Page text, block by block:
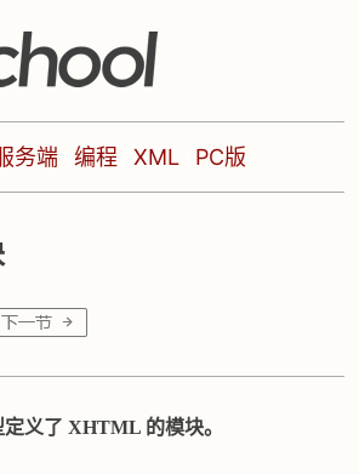
务端 编程 XML PC版
义了 XHTML 的模块。